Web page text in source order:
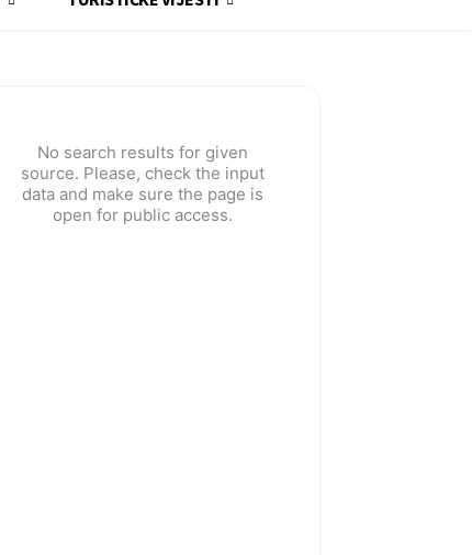
No search results for given
source. Please, check the input
data and make sure the page is
open for public access.